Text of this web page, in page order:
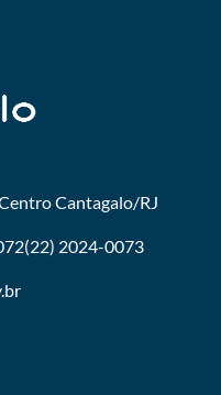
Cantagalo/RJ
(22) 2024-0073